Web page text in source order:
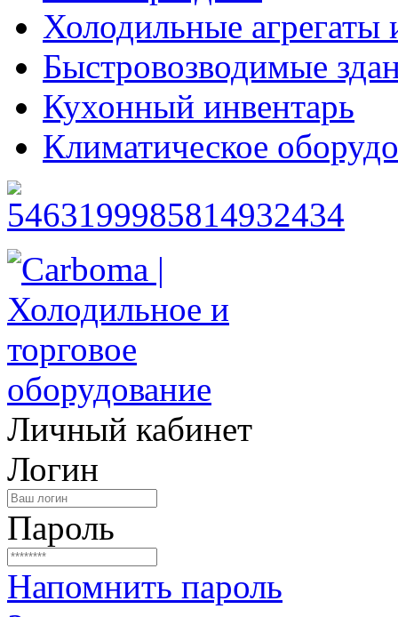
Холодильные агрегаты
Быстровозводимые
Кухонный инвентарь
Климатическое
Личный кабинет
Логин
Пароль
Напомнить пароль